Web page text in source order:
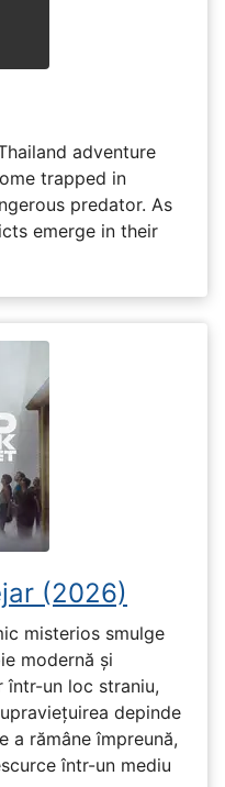
adventure
trapped in
predator. As
emerge in their
(2026)
misterios smulge
modernă și
un loc straniu,
depinde
a rămâne împreună,
într-un mediu